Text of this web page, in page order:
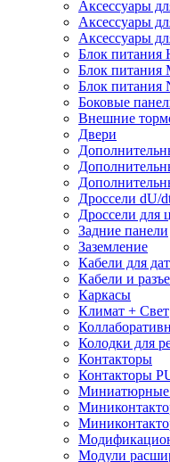
Аксессуары
Аксессуары
Аксессуары
Блок питания
Блок питания
Блок питания
Боковые
Внешние
Двери
Дроссели dU/
Дроссели для
Задние панели
Заземление
Кабели для
Кабели и
Каркасы
Климат + Свет
Колодки для
Контакторы
Контакторы
Миниатюрные
Модули